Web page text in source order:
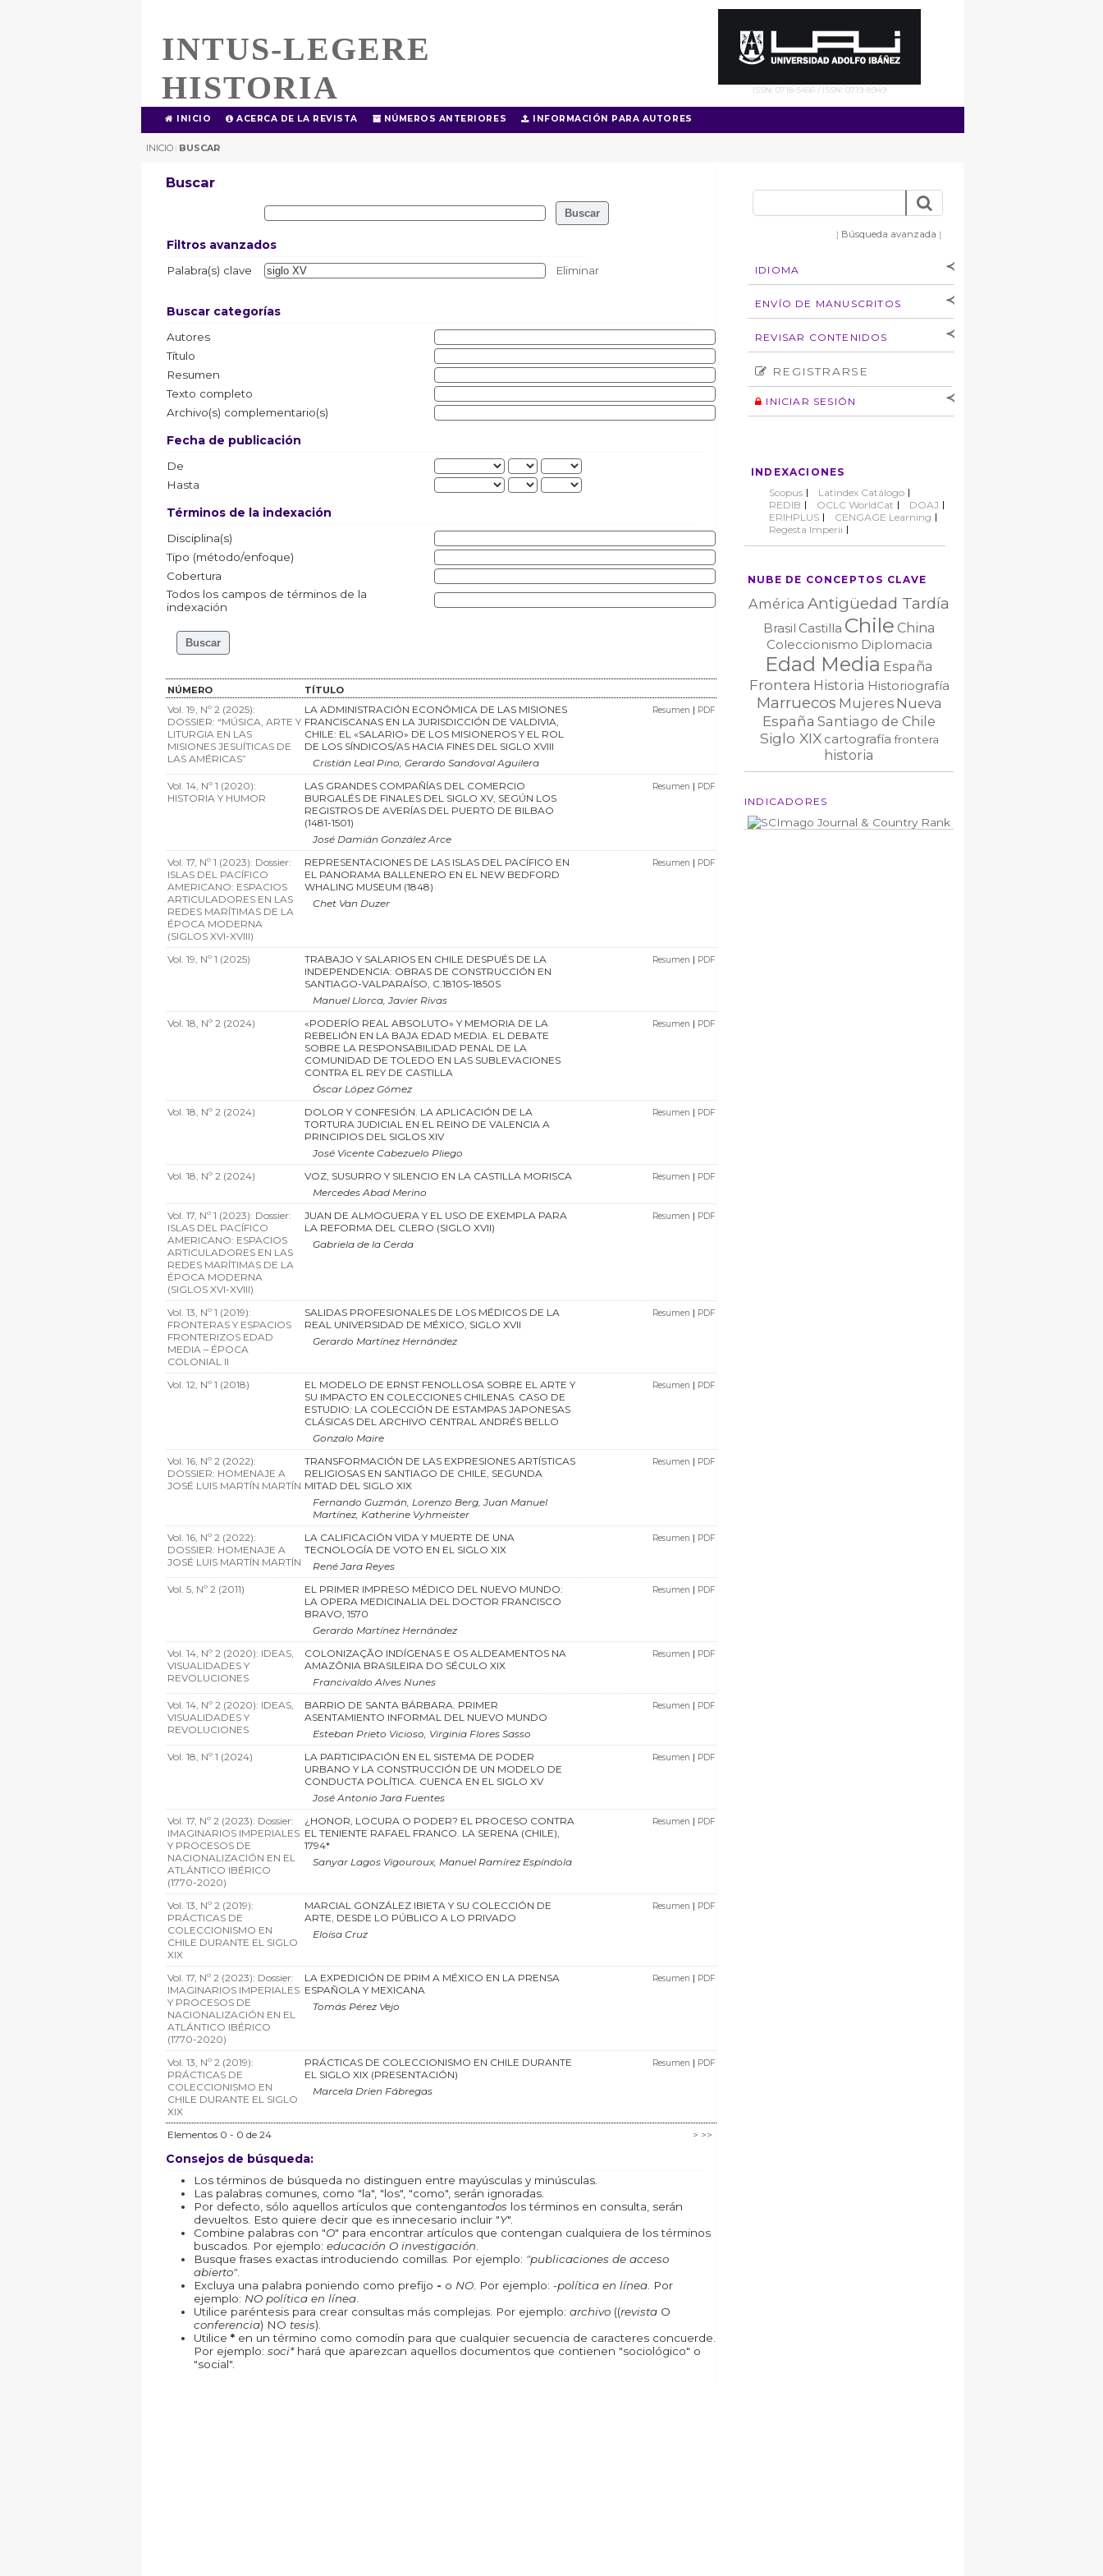
INTUS-LEGERE
HISTORIA
ISSN: 0718-5456 / ISSN: 0719-8949
INICIO ACERCA DE LA REVISTA NÚMEROS ANTERIORES INFORMACIÓN PARA AUTORES
INICIO | BUSCAR
] Búsqueda avanzada [
IDIOMA
[Español ] [English]
ENVÍO DE MANUSCRITOS
autores
Derechos de autoría
Normas éticas
REVISAR CONTENIDOS
Número
Autor
REGISTRARSE
INICIAR SESIÓN
INDEXACIONES
Scopus
Latindex Catálogo
REDIB
OCLC WorldCat
DOAJ
ERIHPLUS
CENGAGE Learning
Regesta Imperii
NUBE DE CONCEPTOS CLAVE
América Antigüedad Tardía
Brasil Castilla Chile China
Coleccionismo Diplomacia
Edad Media España
Frontera Historia Historiografía
Marruecos Mujeres Nueva
España Santiago de Chile
Siglo XIX cartografía frontera
historia
INDICADORES
Buscar
Filtros avanzados
Palabra(s) clave Eliminar
Buscar categorías
Autores
Título
Resumen
Texto completo
Archivo(s) complementario(s)
Fecha de publicación
De
Hasta
Términos de la indexación
Disciplina(s)
Tipo (método/enfoque)
Cobertura
Todos los campos de términos de la
indexación
NÚMERO TÍTULO
Vol. 19, Nº 2 (2025):
DOSSIER: “MÚSICA, ARTE Y
LITURGIA EN LAS
MISIONES JESUÍTICAS DE
LAS AMÉRICAS”
LA ADMINISTRACIÓN ECONÓMICA DE LAS MISIONES
FRANCISCANAS EN LA JURISDICCIÓN DE VALDIVIA,
CHILE: EL «SALARIO» DE LOS MISIONEROS Y EL ROL
DE LOS SÍNDICOS/AS HACIA FINES DEL SIGLO XVIII
Cristián Leal Pino, Gerardo Sandoval Aguilera
Resumen | PDF
Vol. 14, Nº 1 (2020):
HISTORIA Y HUMOR
LAS GRANDES COMPAÑÍAS DEL COMERCIO
BURGALÉS DE FINALES DEL SIGLO XV, SEGÚN LOS
REGISTROS DE AVERÍAS DEL PUERTO DE BILBAO
(1481-1501)
José Damián González Arce
Resumen | PDF
Vol. 17, Nº 1 (2023): Dossier:
ISLAS DEL PACÍFICO
AMERICANO: ESPACIOS
ARTICULADORES EN LAS
REDES MARÍTIMAS DE LA
ÉPOCA MODERNA
(SIGLOS XVI-XVIII)
REPRESENTACIONES DE LAS ISLAS DEL PACÍFICO EN
EL PANORAMA BALLENERO EN EL NEW BEDFORD
WHALING MUSEUM (1848)
Chet Van Duzer
Resumen | PDF
Vol. 19, Nº 1 (2025)
TRABAJO Y SALARIOS EN CHILE DESPUÉS DE LA
INDEPENDENCIA: OBRAS DE CONSTRUCCIÓN EN
SANTIAGO-VALPARAÍSO, C.1810S-1850S
Manuel Llorca, Javier Rivas
Resumen | PDF
Vol. 18, Nº 2 (2024)
«PODERÍO REAL ABSOLUTO» Y MEMORIA DE LA
REBELIÓN EN LA BAJA EDAD MEDIA. EL DEBATE
SOBRE LA RESPONSABILIDAD PENAL DE LA
COMUNIDAD DE TOLEDO EN LAS SUBLEVACIONES
CONTRA EL REY DE CASTILLA
Óscar López Gómez
Resumen | PDF
Vol. 18, Nº 2 (2024)
DOLOR Y CONFESIÓN. LA APLICACIÓN DE LA
TORTURA JUDICIAL EN EL REINO DE VALENCIA A
PRINCIPIOS DEL SIGLOS XIV
José Vicente Cabezuelo Pliego
Resumen | PDF
Vol. 18, Nº 2 (2024)
VOZ, SUSURRO Y SILENCIO EN LA CASTILLA MORISCA
Mercedes Abad Merino
Resumen | PDF
Vol. 17, Nº 1 (2023): Dossier:
ISLAS DEL PACÍFICO
AMERICANO: ESPACIOS
ARTICULADORES EN LAS
REDES MARÍTIMAS DE LA
ÉPOCA MODERNA
(SIGLOS XVI-XVIII)
JUAN DE ALMOGUERA Y EL USO DE EXEMPLA PARA
LA REFORMA DEL CLERO (SIGLO XVII)
Gabriela de la Cerda
Resumen | PDF
Vol. 13, Nº 1 (2019):
FRONTERAS Y ESPACIOS
FRONTERIZOS EDAD
MEDIA – ÉPOCA
COLONIAL II
SALIDAS PROFESIONALES DE LOS MÉDICOS DE LA
REAL UNIVERSIDAD DE MÉXICO, SIGLO XVII
Gerardo Martínez Hernández
Resumen | PDF
Vol. 12, Nº 1 (2018)
EL MODELO DE ERNST FENOLLOSA SOBRE EL ARTE Y
SU IMPACTO EN COLECCIONES CHILENAS. CASO DE
ESTUDIO: LA COLECCIÓN DE ESTAMPAS JAPONESAS
CLÁSICAS DEL ARCHIVO CENTRAL ANDRÉS BELLO
Gonzalo Maire
Resumen | PDF
Vol. 16, Nº 2 (2022):
DOSSIER: HOMENAJE A
JOSÉ LUIS MARTÍN MARTÍN
TRANSFORMACIÓN DE LAS EXPRESIONES ARTÍSTICAS
RELIGIOSAS EN SANTIAGO DE CHILE, SEGUNDA
MITAD DEL SIGLO XIX
Fernando Guzmán, Lorenzo Berg, Juan Manuel
Martínez, Katherine Vyhmeister
Resumen | PDF
Vol. 16, Nº 2 (2022):
DOSSIER: HOMENAJE A
JOSÉ LUIS MARTÍN MARTÍN
LA CALIFICACIÓN VIDA Y MUERTE DE UNA
TECNOLOGÍA DE VOTO EN EL SIGLO XIX
René Jara Reyes
Resumen | PDF
Vol. 5, Nº 2 (2011)
EL PRIMER IMPRESO MÉDICO DEL NUEVO MUNDO:
LA OPERA MEDICINALIA DEL DOCTOR FRANCISCO
BRAVO, 1570
Gerardo Martínez Hernández
Resumen | PDF
Vol. 14, Nº 2 (2020): IDEAS,
VISUALIDADES Y
REVOLUCIONES
COLONIZAÇÃO INDÍGENAS E OS ALDEAMENTOS NA
AMAZÔNIA BRASILEIRA DO SÉCULO XIX
Francivaldo Alves Nunes
Resumen | PDF
Vol. 14, Nº 2 (2020): IDEAS,
VISUALIDADES Y
REVOLUCIONES
BARRIO DE SANTA BÁRBARA. PRIMER
ASENTAMIENTO INFORMAL DEL NUEVO MUNDO
Esteban Prieto Vicioso, Virginia Flores Sasso
Resumen | PDF
Vol. 18, Nº 1 (2024)
LA PARTICIPACIÓN EN EL SISTEMA DE PODER
URBANO Y LA CONSTRUCCIÓN DE UN MODELO DE
CONDUCTA POLÍTICA. CUENCA EN EL SIGLO XV
José Antonio Jara Fuentes
Resumen | PDF
Vol. 17, Nº 2 (2023): Dossier:
IMAGINARIOS IMPERIALES
Y PROCESOS DE
NACIONALIZACIÓN EN EL
ATLÁNTICO IBÉRICO
(1770-2020)
¿HONOR, LOCURA O PODER? EL PROCESO CONTRA
EL TENIENTE RAFAEL FRANCO. LA SERENA (CHILE),
1794*
Sanyar Lagos Vigouroux, Manuel Ramírez Espíndola
Resumen | PDF
Vol. 13, Nº 2 (2019):
PRÁCTICAS DE
COLECCIONISMO EN
CHILE DURANTE EL SIGLO
XIX
MARCIAL GONZÁLEZ IBIETA Y SU COLECCIÓN DE
ARTE, DESDE LO PÚBLICO A LO PRIVADO
Eloísa Cruz
Resumen | PDF
Vol. 17, Nº 2 (2023): Dossier:
IMAGINARIOS IMPERIALES
Y PROCESOS DE
NACIONALIZACIÓN EN EL
ATLÁNTICO IBÉRICO
(1770-2020)
LA EXPEDICIÓN DE PRIM A MÉXICO EN LA PRENSA
ESPAÑOLA Y MEXICANA
Tomás Pérez Vejo
Resumen | PDF
Vol. 13, Nº 2 (2019):
PRÁCTICAS DE
COLECCIONISMO EN
CHILE DURANTE EL SIGLO
XIX
PRÁCTICAS DE COLECCIONISMO EN CHILE DURANTE
EL SIGLO XIX (PRESENTACIÓN)
Marcela Drien Fábregas
Resumen | PDF
Elementos 0 - 0 de 24 > >>
Consejos de búsqueda:
Los términos de búsqueda no distinguen entre mayúsculas y minúsculas.
Las palabras comunes, como "la", "los", "como", serán ignoradas.
Por defecto, sólo aquellos artículos que contengantodos los términos en consulta, serán
devueltos. Esto quiere decir que es innecesario incluir "Y".
Combine palabras con "O" para encontrar artículos que contengan cualquiera de los términos
buscados. Por ejemplo: educación O investigación
Busque frases exactas introduciendo comillas. Por ejemplo: "publicaciones de acceso
abierto".
Excluya una palabra poniendo como prefijo - o NO. Por ejemplo: -política en línea. Por
ejemplo: NO política en línea.
Utilice paréntesis para crear consultas más complejas. Por ejemplo: archivo((revistaO
conferencia) NO tesis).
Utilice *en un término como comodín para que cualquier secuencia de caracteres concuerde.
Por ejemplo: soci*hará que aparezcan aquellos documentos que contienen "sociológico" o
"social".